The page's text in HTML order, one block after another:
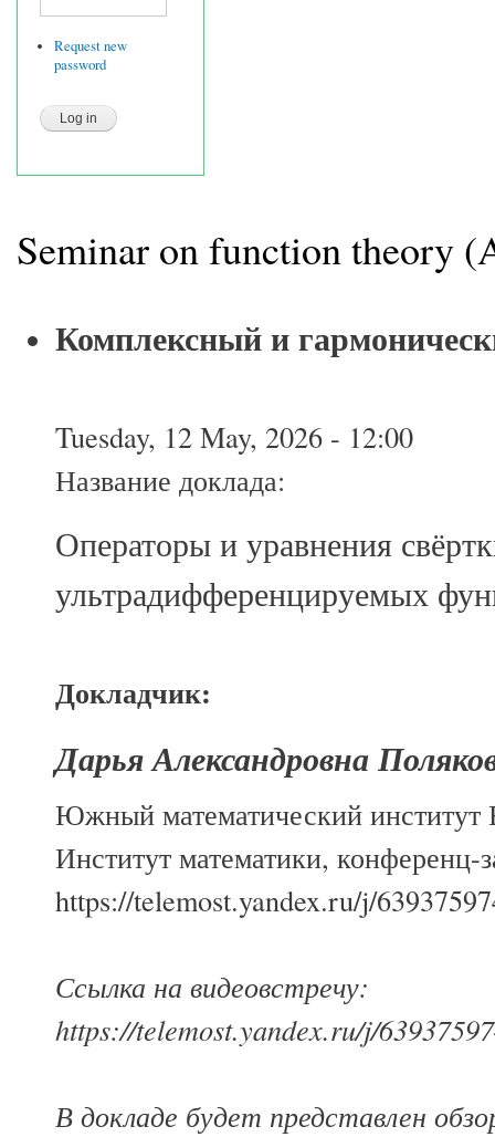
Request new
password
Seminar on function theory
Комплексный и
Tuesday, 12 May, 2026 - 12:00
Название доклада:
Операторы и уравнения
ультрадифференцируемых
Докладчик:
Дарья Александровна
Южный математический
Институт математики, конференц-
https://telemost.yandex.ru/j/
Ссылка на видеовстречу:
https://telemost.yandex.ru/j/
В докладе будет представлен